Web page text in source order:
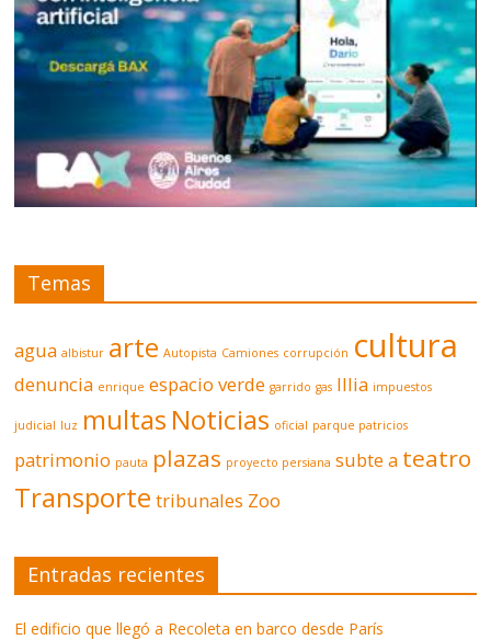
Temas
agua albistur arte Autopista Camiones corrupción cultura
denuncia enrique espacio verde garrido gas Illia impuestos
judicial luz multas Noticias oficial parque patricios
patrimonio pauta plazas proyecto persiana subte a teatro
Transporte tribunales Zoo
Entradas recientes
El edificio que llegó a Recoleta en barco desde París